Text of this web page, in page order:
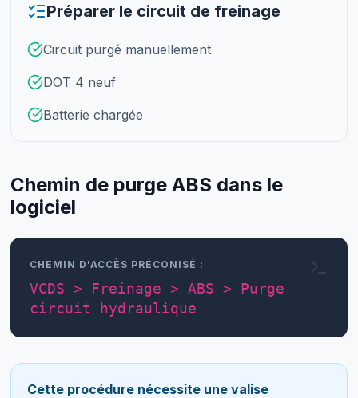
Préparer le circuit de freinage
Circuit purgé manuellement
DOT 4 neuf
Batterie chargée
Chemin de purge ABS dans le
logiciel
CHEMIN D'ACCÈS PRÉCONISÉ :
VCDS > Freinage > ABS > Purge
circuit hydraulique
Cette procédure nécessite une valise